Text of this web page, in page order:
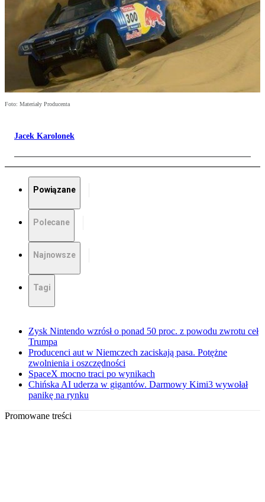
Foto: Materiały Producenta
Jacek Karolonek
Powiązane
Polecane
Najnowsze
Tagi
Zysk Nintendo wzrósł o ponad 50 proc. z powodu zwrotu ceł
Trumpa
Producenci aut w Niemczech zaciskają pasa. Potężne
zwolnienia i oszczędności
SpaceX mocno traci po wynikach
Chińska AI uderza w gigantów. Darmowy Kimi3 wywołał
panikę na rynku
Promowane treści